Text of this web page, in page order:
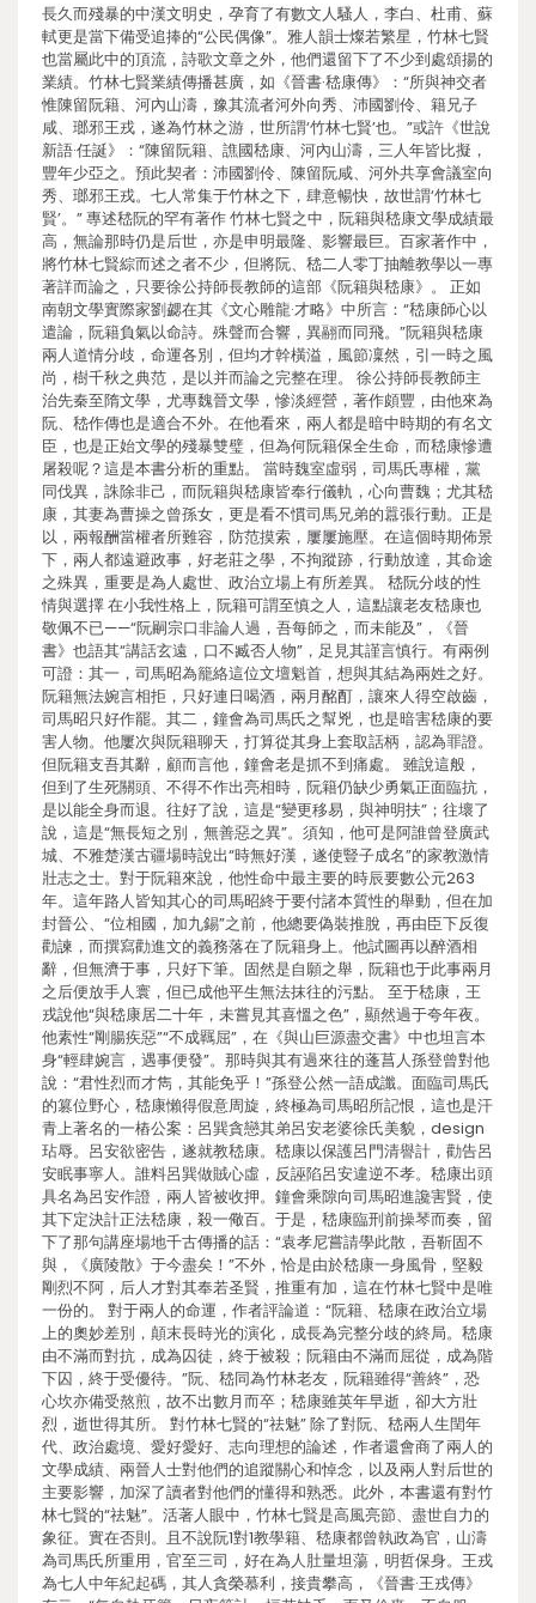
長久而殘暴的中漢文明史，孕育了有數文人騷人，李白、杜甫、蘇
軾更是當下備受追捧的“公民偶像”。雅人韻士燦若繁星，竹林七賢
也當屬此中的頂流，詩歌文章之外，他們還留下了不少到處頌揚的
業績。竹林七賢業績傳播甚廣，如《晉書·嵇康傳》：“所與神交者
惟陳留阮籍、河內山濤，豫其流者河外向秀、沛國劉伶、籍兄子
咸、瑯邪王戎，遂為竹林之游，世所謂‘竹林七賢’也。”或許《世說
新語·任誕》：“陳留阮籍、譙國嵇康、河內山濤，三人年皆比擬，
豐年少亞之。預此契者：沛國劉伶、陳留阮咸、河外共享會議室向
秀、瑯邪王戎。七人常集于竹林之下，肆意暢快，故世謂‘竹林七
賢’。” 專述嵇阮的罕有著作 竹林七賢之中，阮籍與嵇康文學成績最
高，無論那時仍是后世，亦是申明最隆、影響最巨。百家著作中，
將竹林七賢綜而述之者不少，但將阮、嵇二人零丁抽離教學以一專
著詳而論之，只要徐公持師長教師的這部《阮籍與嵇康》。 正如
南朝文學實際家劉勰在其《文心雕龍·才略》中所言：“嵇康師心以
遣論，阮籍負氣以命詩。殊聲而合響，異翮而同飛。”阮籍與嵇康
兩人道情分歧，命運各別，但均才幹橫溢，風節凜然，引一時之風
尚，樹千秋之典范，是以并而論之完整在理。 徐公持師長教師主
治先秦至隋文學，尤專魏晉文學，慘淡經營，著作頗豐，由他來為
阮、嵇作傳也是適合不外。在他看來，兩人都是暗中時期的有名文
臣，也是正始文學的殘暴雙璧，但為何阮籍保全生命，而嵇康慘遭
屠殺呢？這是本書分析的重點。 當時魏室虛弱，司馬氏專權，黨
同伐異，誅除非己，而阮籍與嵇康皆奉行儀軌，心向曹魏；尤其嵇
康，其妻為曹操之曾孫女，更是看不慣司馬兄弟的囂張行動。正是
以，兩報酬當權者所難容，防范摸索，屢屢施壓。在這個時期佈景
下，兩人都遠避政事，好老莊之學，不拘蹤跡，行動放達，其命途
之殊異，重要是為人處世、政治立場上有所差異。 嵇阮分歧的性
情與選擇 在小我性格上，阮籍可謂至慎之人，這點讓老友嵇康也
敬佩不已——“阮嗣宗口非論人過，吾每師之，而未能及”，《晉
書》也語其“講話玄遠，口不臧否人物”，足見其謹言慎行。有兩例
可證：其一，司馬昭為籠絡這位文壇魁首，想與其結為兩姓之好。
阮籍無法婉言相拒，只好連日喝酒，兩月酩酊，讓來人得空啟齒，
司馬昭只好作罷。其二，鐘會為司馬氏之幫兇，也是暗害嵇康的要
害人物。他屢次與阮籍聊天，打算從其身上套取話柄，認為罪證。
但阮籍支吾其辭，顧而言他，鐘會老是抓不到痛處。 雖說這般，
但到了生死關頭、不得不作出亮相時，阮籍仍缺少勇氣正面臨抗，
是以能全身而退。往好了說，這是“變更移易，與神明扶”；往壞了
說，這是“無長短之別，無善惡之異”。須知，他可是阿誰曾登廣武
城、不雅楚漢古疆場時說出“時無好漢，遂使豎子成名”的家教激情
壯志之士。對于阮籍來說，他性命中最主要的時辰要數公元263
年。這年路人皆知其心的司馬昭終于要付諸本質性的舉動，但在加
封晉公、“位相國，加九錫”之前，他總要偽裝推脫，再由臣下反復
勸諫，而撰寫勸進文的義務落在了阮籍身上。他試圖再以醉酒相
辭，但無濟于事，只好下筆。固然是自願之舉，阮籍也于此事兩月
之后便放手人寰，但已成他平生無法抹往的污點。 至于嵇康，王
戎說他“與嵇康居二十年，未嘗見其喜慍之色”，顯然過于夸年夜。
他素性“剛腸疾惡”“不成羈屈”，在《與山巨源盡交書》中也坦言本
身“輕肆婉言，遇事便發”。那時與其有過來往的蓬菖人孫登曾對他
說：“君性烈而才雋，其能免乎！”孫登公然一語成讖。面臨司馬氏
的篡位野心，嵇康懶得假意周旋，終極為司馬昭所記恨，這也是汗
青上著名的一樁公案：呂巽貪戀其弟呂安老婆徐氏美貌，design
玷辱。呂安欲密告，遂就教嵇康。嵇康以保護呂門清譽計，勸告呂
安眠事寧人。誰料呂巽做賊心虛，反誣陷呂安違逆不孝。嵇康出頭
具名為呂安作證，兩人皆被收押。鐘會乘隙向司馬昭進讒害賢，使
其下定決計正法嵇康，殺一儆百。于是，嵇康臨刑前操琴而奏，留
下了那句講座場地千古傳播的話：“袁孝尼嘗請學此散，吾靳固不
與，《廣陵散》于今盡矣！”不外，恰是由於嵇康一身風骨，堅毅
剛烈不阿，后人才對其奉若圣賢，推重有加，這在竹林七賢中是唯
一份的。 對于兩人的命運，作者評論道：“阮籍、嵇康在政治立場
上的奧妙差別，顛末長時光的演化，成長為完整分歧的終局。嵇康
由不滿而對抗，成為囚徒，終于被殺；阮籍由不滿而屈從，成為階
下囚，終于受優待。”阮、嵇同為竹林老友，阮籍雖得“善終”，恐
心坎亦備受熬煎，故不出數月而卒；嵇康雖英年早逝，卻大方壯
烈，逝世得其所。 對竹林七賢的“祛魅” 除了對阮、嵇兩人生閏年
代、政治處境、愛好愛好、志向理想的論述，作者還會商了兩人的
文學成績、兩晉人士對他們的追蹤關心和悼念，以及兩人對后世的
主要影響，加深了讀者對他們的懂得和熟悉。此外，本書還有對竹
林七賢的“祛魅”。活著人眼中，竹林七賢是高風亮節、盡世自力的
象征。實在否則。且不說阮1對1教學籍、嵇康都曾執政為官，山濤
為司馬氏所重用，官至三司，好在為人肚量坦蕩，明哲保身。王戎
為七人中年紀起碼，其人貪榮慕利，接貴攀高，《晉書·王戎傳》